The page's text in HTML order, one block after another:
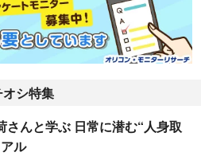
シ特集
さんと学ぶ 日常に潜む“人身取
ル